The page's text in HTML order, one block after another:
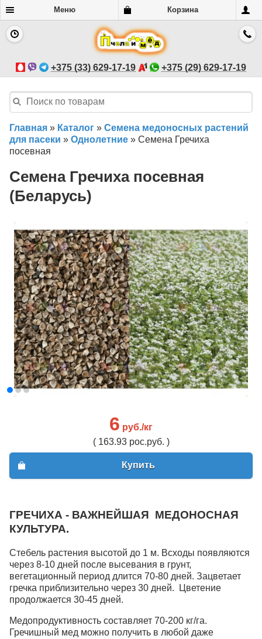
Меню Корзина
+375 (33) 629-17-19 +375 (29) 629-17-19
Главная » Каталог » Семена медоносных растений
для пасеки » Однолетние » Семена Гречиха
посевная
Семена Гречиха посевная
(Беларусь)
6 руб./кг
( 163.93 рос.руб. )
Купить
ГРЕЧИХА - ВАЖНЕЙШАЯ МЕДОНОСНАЯ
КУЛЬТУРА.
Стебель растения высотой до 1 м. Всходы появляются
через 8-10 дней после высевания в грунт,
вегетационный период длится 70-80 дней. Зацветает
гречка приблизительно через 30 дней. Цветение
продолжается 30-45 дней.
Медопродуктивность составляет 70-200 кг/га.
Гречишный мед можно получить в любой даже